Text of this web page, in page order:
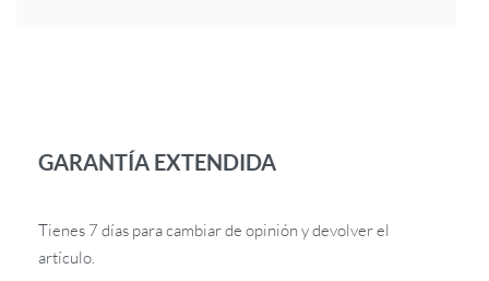
GARANTÍA EXTENDIDA
Tienes 7 días para cambiar de opinión y devolver el
artículo.